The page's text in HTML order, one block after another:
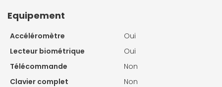
Equipement
Accéléromètre
Oui
Lecteur biométrique
Oui
Télécommande
Non
Clavier complet
Non